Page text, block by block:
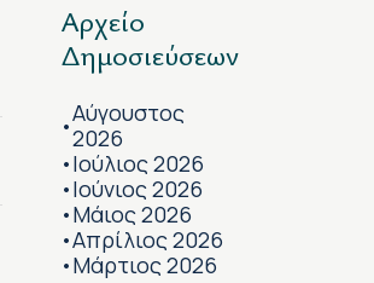
Αρχείο
Δημοσιεύσεων
•Αύγουστος
2026
•Ιούλιος 2026
•Ιούνιος 2026
•Μάιος 2026
•Απρίλιος 2026
•Μάρτιος 2026